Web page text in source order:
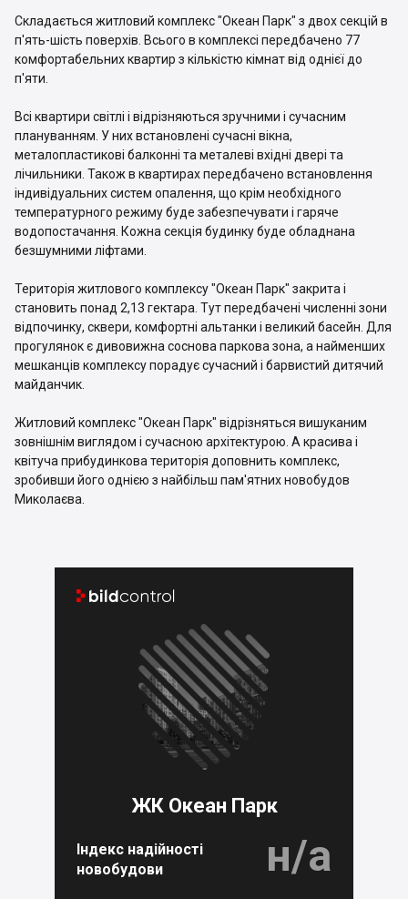
Складається житловий комплекс "Океан Парк" з двох секцій в
п'ять-шість поверхів. Всього в комплексі передбачено 77
комфортабельних квартир з кількістю кімнат від однієї до
п'яти.
Всі квартири світлі і відрізняються зручними і сучасним
плануванням. У них встановлені сучасні вікна,
металопластикові балконні та металеві вхідні двері та
лічильники. Також в квартирах передбачено встановлення
індивідуальних систем опалення, що крім необхідного
температурного режиму буде забезпечувати і гаряче
водопостачання. Кожна секція будинку буде обладнана
безшумними ліфтами.
Територія житлового комплексу "Океан Парк" закрита і
становить понад 2,13 гектара. Тут передбачені численні зони
відпочинку, сквери, комфортні альтанки і великий басейн. Для
прогулянок є дивовижна соснова паркова зона, а найменших
мешканців комплексу порадує сучасний і барвистий дитячий
майданчик.
Житловий комплекс "Океан Парк" відрізняться вишуканим
зовнішнім виглядом і сучасною архітектурою. А красива і
квітуча прибудинкова територія доповнить комплекс,
зробивши його однією з найбільш пам'ятних новобудов
Миколаєва.
 
ЖК Океан Парк
Індекс надійності
новобудови
н/а